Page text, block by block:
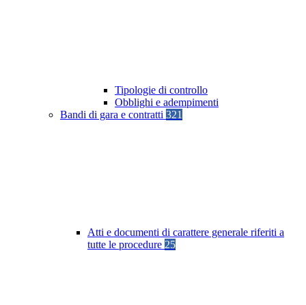
Tipologie di controllo
Obblighi e adempimenti
Bandi di gara e contratti 321
Atti e documenti di carattere generale riferiti a
tutte le procedure 25